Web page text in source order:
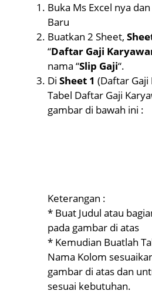
Buka Ms Excel nya
Baru
Buatkan 2 Sheet,
“Daftar Gaji
nama “Slip Gaji“.
Di Sheet 1 (Daftar Gaji
Tabel Daftar Gaji
gambar di bawah ini :
Keterangan :
* Buat Judul atau
pada gambar di atas
* Kemudian Buatlah
Nama Kolom
gambar di atas dan
sesuai kebutuhan.